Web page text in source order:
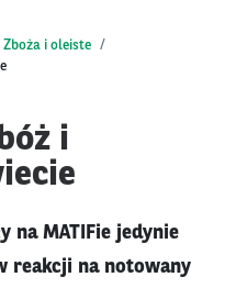
Zboża i oleiste
i
na MATIFie jedynie
reakcji na notowany